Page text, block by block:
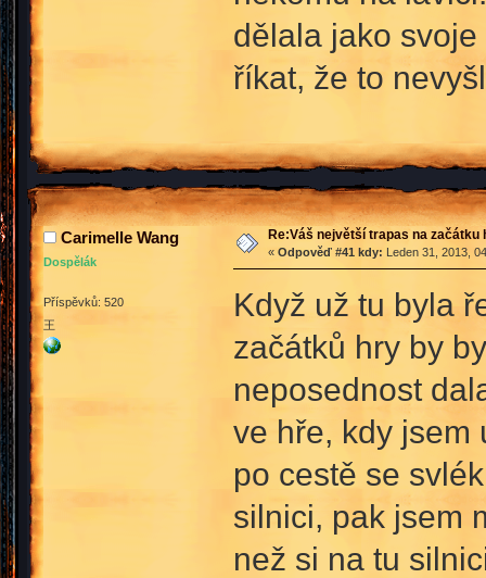
dělala jako
říkat, že to
Carimelle Wang
Dospělák
Příspěvků: 520
王
Re:Váš největší trapas na začátku
« Odpověď #41 kdy: Leden 31, 2013,
Když už tu byla
začátků hry by
neposednost
ve hře, kdy jsem
po cestě se
silnici, pak jsem
než si na tu